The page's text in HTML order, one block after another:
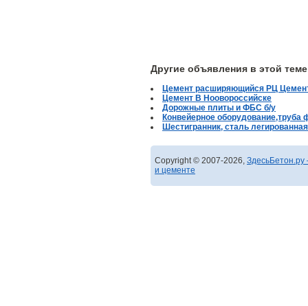
Другие объявления в этой теме
Цемент расширяющийся РЦ
Цемент В Ноовороссийске
Дорожные плиты и ФБС б/у
Конвейерное оборудование,труба
Шестигранник, сталь
Copyright © 2007-2026,
и цементе